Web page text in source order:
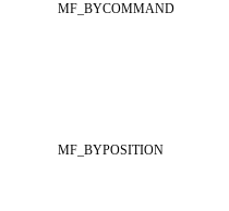
MF_BYCOMMAND
MF_BYPOSITION